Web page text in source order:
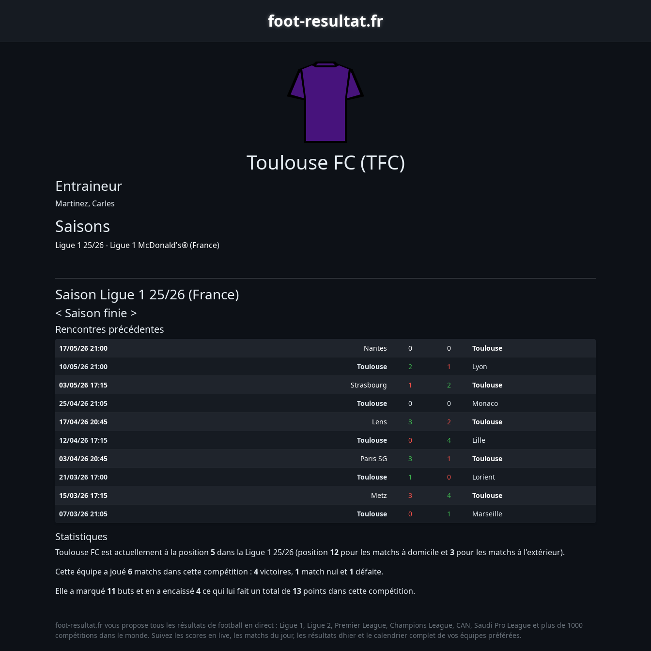
foot-resultat.fr
Toulouse FC (TFC)
Entraineur
Martinez, Carles
Saisons
Ligue 1 25/26 - Ligue 1 McDonald's®(France)
Saison Ligue 1 25/26 (France)
< Saison finie >
Rencontres précédentes
17/05/26 21:00 Nantes 0 0
Toulouse
10/05/26 21:00
Toulouse 2 1
Lyon
03/05/26 17:15
Strasbourg 1 2
Toulouse
25/04/26 21:05
Toulouse 0 0
Monaco
17/04/26 20:45
Lens 3 2
Toulouse
12/04/26 17:15
Toulouse 0 4
Lille
03/04/26 20:45
Paris SG 3 1
Toulouse
21/03/26 17:00
Toulouse 1 0
Lorient
15/03/26 17:15
Metz 3 4
Toulouse
07/03/26 21:05
Toulouse 0 1 Marseille
Statistiques
Toulouse FC est actuellement à la position 5dans la Ligue 1 25/26 (position 12 pour les matchs à domicile et3 pour les matchs à l'extérieur).
Cette équipe a joué6 matchs dans cette compétition : 4victoires, 1 match nul et 1 défaite.
Elle a marqué 11 buts et en a encaissé4 ce qui lui fait un total de 13 points dans cette compétition.
foot-resultat.fr vous propose tous les résultats de football en direct : Ligue 1, Ligue 2, Premier League, Champions League, CAN, Saudi Pro League et plus de 1000
compétitions dans le monde. Suivez les scores en live, les matchs du jour, les résultats dhier et le calendrier complet de vos équipes préférées.